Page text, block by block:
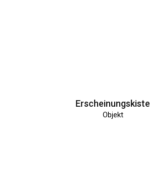
Erscheinungskiste
Objekt